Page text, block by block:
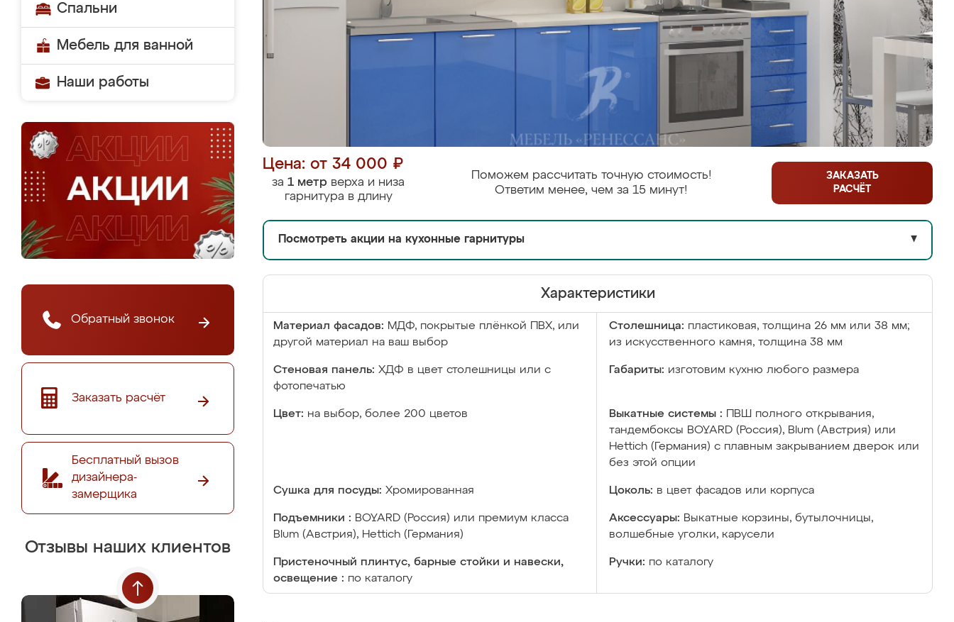
Спальни
Мебель для ванной
Наши работы
Обратный звонок
Заказать расчёт
Бесплатный вызов
дизайнера-
замерщика
Отзывы наших клиентов
Цена: от 34 000 ₽
за 1 метр верха и низа
гарнитура в длину
Поможем рассчитать точную стоимость!
Ответим менее, чем за 15 минут!
ЗАКАЗАТЬ
РАСЧЁТ
Посмотреть акции на кухонные гарнитуры ▼
Характеристики
Материал фасадов: МДФ, покрытые плёнкой ПВХ, или
другой материал на ваш выбор
Столешница: пластиковая, толщина 26 мм или 38 мм;
из искусственного камня, толщина 38 мм
Стеновая панель: ХДФ в цвет столешницы или с
фотопечатью
Габариты: изготовим кухню любого размера
Цвет: на выбор, более 200 цветов Выкатные системы :
ПВШ полного открывания,
тандембоксы BOYARD (Россия), Blum (Австрия) или
Hettich (Германия) с плавным закрыванием дверок или
без этой опции
Сушка для посуды: Хромированная Цоколь: в цвет фасадов или корпуса
Подъемники : BOYARD (Россия) или премиум класса
Blum (Австрия), Hettich (Германия)
Аксессуары: Выкатные корзины, бутылочницы,
волшебные уголки, карусели
Пристеночный плинтус, барные стойки и навески,
освещение : по каталогу
Ручки: по каталогу